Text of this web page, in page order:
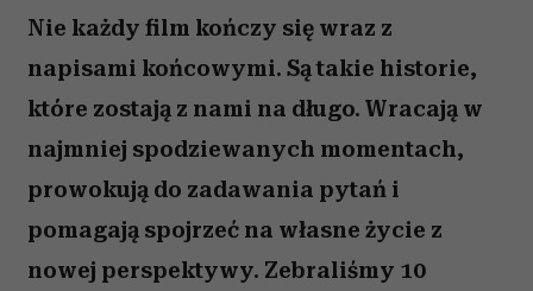
Filmy, które otwierają oczy i skłaniają do refleksji. Te tytuły
warto zobaczyć choć raz. (Fot. mat. prasowe)
ODSŁUCHAJ ARTYKUŁ